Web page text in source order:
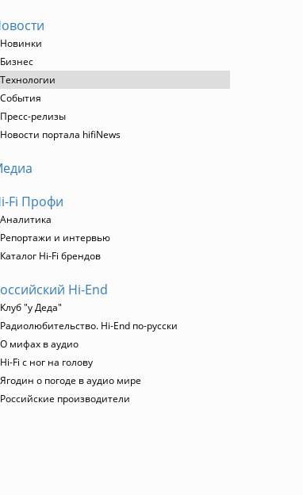
Новинки
Бизнес
Технологии
События
Пресс-релизы
Новости портала hifiNews
Fi Профи
Аналитика
Репортажи и интервью
Каталог Hi-Fi брендов
Hi-End
Клуб "у Деда"
Радиолюбительство. Hi-End по-русски
О мифах в аудио
Hi-Fi с ног на голову
Ягодин о погоде в аудио мире
Российские производители